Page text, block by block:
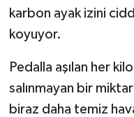
karbon ayak izini
koyuyor.
Pedalla aşılan her
salınmayan bir
biraz daha temiz